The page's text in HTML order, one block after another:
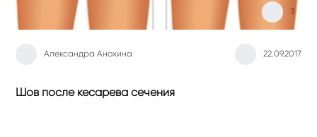
Александра Анохина 22.09.2017
3
Шов после кесарева сечения